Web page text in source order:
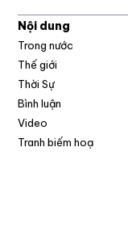
Nội dung
Trong nước
Thế giới
Thời Sự
Bình luận
Video
Tranh biếm hoạ